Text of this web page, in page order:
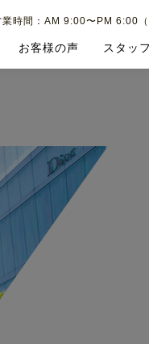
業時間：AM 9:00〜PM 6:00（
お客様の声 スタッ